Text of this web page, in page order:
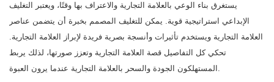
يستغرق بناء الوعي بالعلامة التجارية والاعتراف بها وقتًا، ويعتبر التغليف
الإبداعي استراتيجية قوية. يمكن للتغليف المصمم بخبرة أن يتضمن عناصر
العلامة التجارية ويستخدم تأثيرات وأنسجة بصرية فريدة لإبراز العلامة التجارية.
تحكي كل التفاصيل قصة العلامة التجارية وتعزز صورتها، لذلك يربط
المستهلكون الجودة والسحر بالعلامة التجارية عندما يرون العبوة.